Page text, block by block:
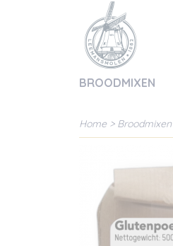
BROODMIXEN
Home> Broodmixen